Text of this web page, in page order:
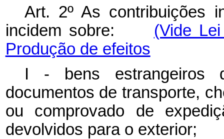
Art. 2º As contribuições
incidem sobre: (Vide
Produção de efeitos
I - bens estrangeiros
documentos de transporte,
ou comprovado de
devolvidos para o exterior;